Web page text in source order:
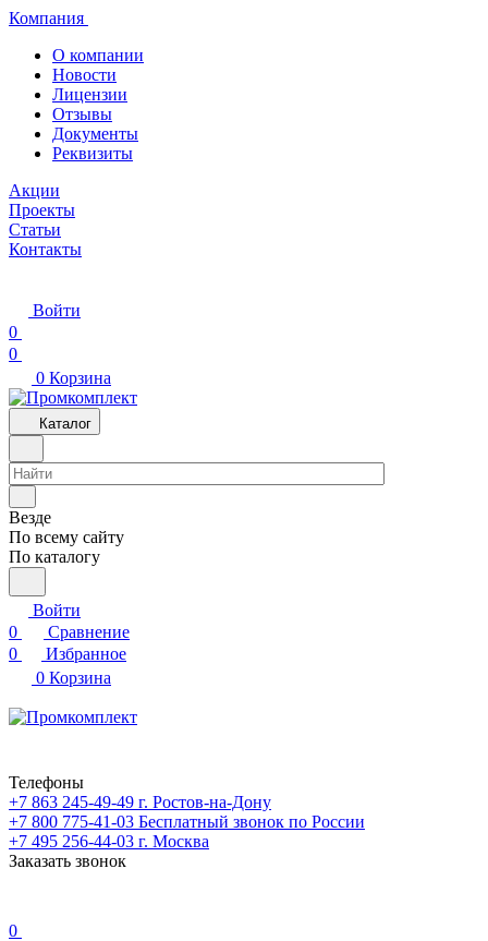
Компания
О компании
Новости
Лицензии
Отзывы
Документы
Реквизиты
Акции
Проекты
Статьи
Контакты
Войти
0
0
0 Корзина
Каталог
Везде
По всему сайту
По каталогу
Войти
0
Сравнение
0
Избранное
0 Корзина
Телефоны
+7 863 245-49-49 г. Ростов-на-Дону
+7 800 775-41-03 Бесплатный звонок по России
+7 495 256-44-03 г. Москва
Заказать звонок
0